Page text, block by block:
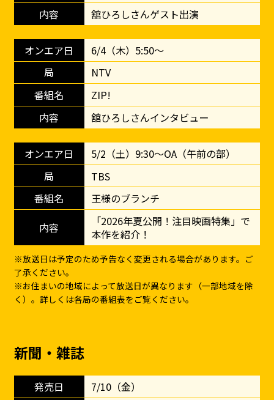
舘ひろしさんゲスト出演
6/4（木）5:50～
NTV
ZIP!
舘ひろしさんインタビュー
5/2（土）9:30～OA（午前の部）
TBS
王様のブランチ
「2026年夏公開！注目映画特集」で
本作を紹介！
※放送日は予定のため予告なく変更される場合があります。ご
了承ください。
※お住まいの地域によって放送日が異なります（一部地域を除
く）。詳しくは各局の番組表をご覧ください。
新聞・雑誌
7/10（金）